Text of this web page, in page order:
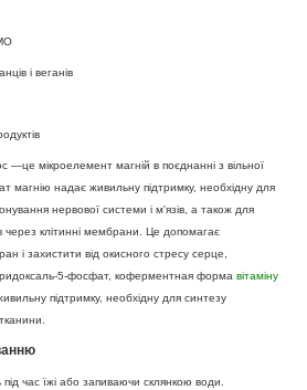
і веганів
—це мікроелемент магній в поєднанні з вільної
магнію надає живильну підтримку, необхідну для
нервової системи і м'язів, а також для
через клітинні мембрани. Це допомагає
і захистити від окисного стресу серце,
5-фосфат, коферментная форма вітаміну
підтримку, необхідну для синтезу
час їжі або запиваючи склянкою води.